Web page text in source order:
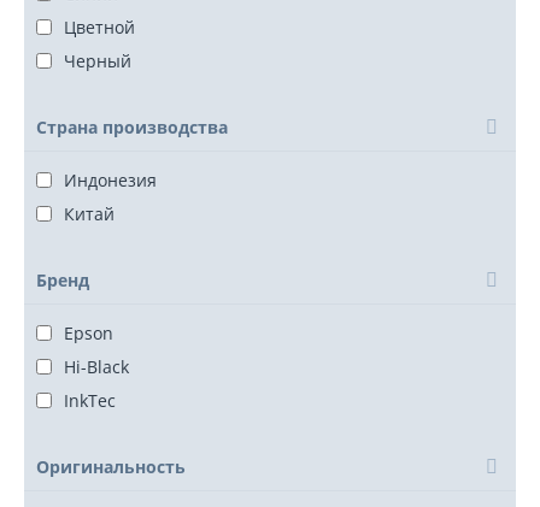
Цветной
Черный
Страна производства
Индонезия
Китай
Бренд
Epson
Hi-Black
InkTec
Оригинальность